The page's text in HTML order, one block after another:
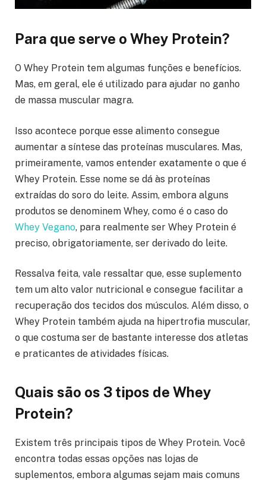
Para que serve o Whey Protein?
O Whey Protein tem algumas funções e benefícios.
Mas, em geral, ele é utilizado para ajudar no ganho
de massa muscular magra.
Isso acontece porque esse alimento consegue
aumentar a síntese das proteínas musculares. Mas,
primeiramente, vamos entender exatamente o que é
Whey Protein. Esse nome se dá às proteínas
extraídas do soro do leite. Assim, embora alguns
produtos se denominem Whey, como é o caso do
Whey Vegano, para realmente ser Whey Protein é
preciso, obrigatoriamente, ser derivado do leite.
Ressalva feita, vale ressaltar que, esse suplemento
tem um alto valor nutricional e consegue facilitar a
recuperação dos tecidos dos músculos. Além disso, o
Whey Protein também ajuda na hipertrofia muscular,
o que costuma ser de bastante interesse dos atletas
e praticantes de atividades físicas.
Quais são os 3 tipos de Whey
Protein?
Existem três principais tipos de Whey Protein. Você
encontra todas essas opções nas lojas de
suplementos, embora algumas sejam mais comuns